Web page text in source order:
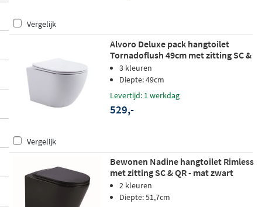
Vergelijk
Alvoro Deluxe pack hangtoilet
Tornadoflush 49cm met zitting SC &
QR - mat wit
3 kleuren
Diepte: 49cm
Levertijd: 1 werkdag
529,-
Vergelijk
Bewonen Nadine hangtoilet Rimless
met zitting SC & QR - mat zwart
2 kleuren
Diepte: 51,7cm